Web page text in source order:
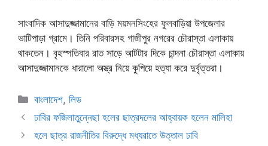
সাংবাদিক আসাদুজ্জামানের বাড়ি ময়মনসিংহের ফুলবাড়িয়া উপজেলার
ভাটিপাড়া গ্রামে। তিনি পরিবারসহ গাজীপুর নগরের চৌরাস্তা এলাকায়
থাকতেন। বৃহস্পতিবার রাত সাড়ে আটটার দিকে চান্দনা চৌরাস্তা এলাকায়
আসাদুজ্জামানকে ধারালো অস্ত্র নিয়ে কুপিয়ে হত্যা করে দুর্বৃত্তরা।
Categories
বাংলাদেশ,লিড
ঢাবির ফজিলাতুন্নেছা হলের ছাত্রদলের আহ্বায়ক হলেন মালিহা
হলে ছাত্র রাজনীতির বিরুদ্ধে মধ্যরাতে উত্তাল ঢাবি